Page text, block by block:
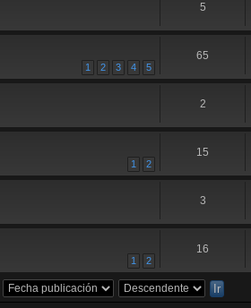
5
1 2 3 4 5
65
2
1 2
15
3
1 2
16